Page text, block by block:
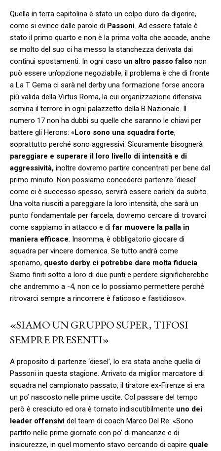
Quella in terra capitolina è stato un colpo duro da digerire,
come si evince dalle parole di Passoni. Ad essere fatale è
stato il primo quarto e non è la prima volta che accade, anche
se molto del suo ci ha messo la stanchezza derivata dai
continui spostamenti. In ogni caso un altro passo falso non
può essere un’opzione negoziabile, il problema è che di fronte
a La T Gema ci sarà nel derby una formazione forse ancora
più valida della Virtus Roma, la cui organizzazione difensiva
semina il terrore in ogni palazzetto della B Nazionale. Il
numero 17 non ha dubbi su quelle che saranno le chiavi per
battere gli Herons: «Loro sono una squadra forte,
soprattutto perché sono aggressivi. Sicuramente bisognerà
pareggiare e superare il loro livello di intensità e di
aggressività, inoltre dovremo partire concentrati per bene dal
primo minuto. Non possiamo concederci partenze ‘diesel’
come ci è successo spesso, servirà essere carichi da subito.
Una volta riusciti a pareggiare la loro intensità, che sarà un
punto fondamentale per farcela, dovremo cercare di trovarci
come sappiamo in attacco e difar muovere la palla in
maniera efficace. Insomma, è obbligatorio giocare di
squadra per vincere domenica. Se tutto andrà come
speriamo, questo derby ci potrebbe dare molta fiducia.
Siamo finiti sotto a loro di due punti e perdere significherebbe
che andremmo a -4, non ce lo possiamo permettere perché
ritrovarci sempre a rincorrere è faticoso e fastidioso».
«SIAMO UN GRUPPO SUPER, TIFOSI
SEMPRE PRESENTI»
A proposito di partenze ‘diesel’, lo era stata anche quella di
Passoni in questa stagione. Arrivato da miglior marcatore di
squadra nel campionato passato, il tiratore ex-Firenze si era
un po’ nascosto nelle prime uscite. Col passare del tempo
però è cresciuto ed ora è tornato indiscutibilmente uno dei
leader offensivi del team di coach Marco Del Re: «Sono
partito nelle prime giornate con po’ di mancanze e di
insicurezze, in quel momento stavo cercando di capire quale